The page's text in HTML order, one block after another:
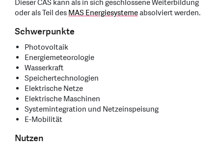
Dieser CAS kann als in sich geschlossene Weiterbildung
oder als Teil desMAS Energiesystemeabsolviert werden.
Schwerpunkte
Photovoltaik
Energiemeteorologie
Wasserkraft
Speichertechnologien
Elektrische Netze
Elektrische Maschinen
Systemintegration und Netzeinspeisung
E-Mobilität
Nutzen